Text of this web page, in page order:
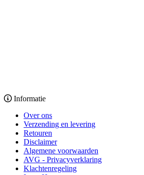
Informatie
Over ons
Verzending en levering
Retouren
Disclaimer
Algemene voorwaarden
AVG - Privacyverklaring
Klachtenregeling